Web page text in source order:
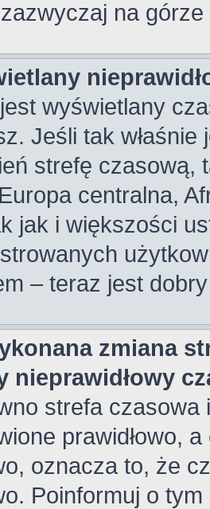
na
wyświetlany
Jeśli tak
strefę czasową,
centralna,
jak i większości
– teraz jest
zmiana
nieprawidłowy
strefa
prawidłowo,
oznacza to, że
Poinformuj o